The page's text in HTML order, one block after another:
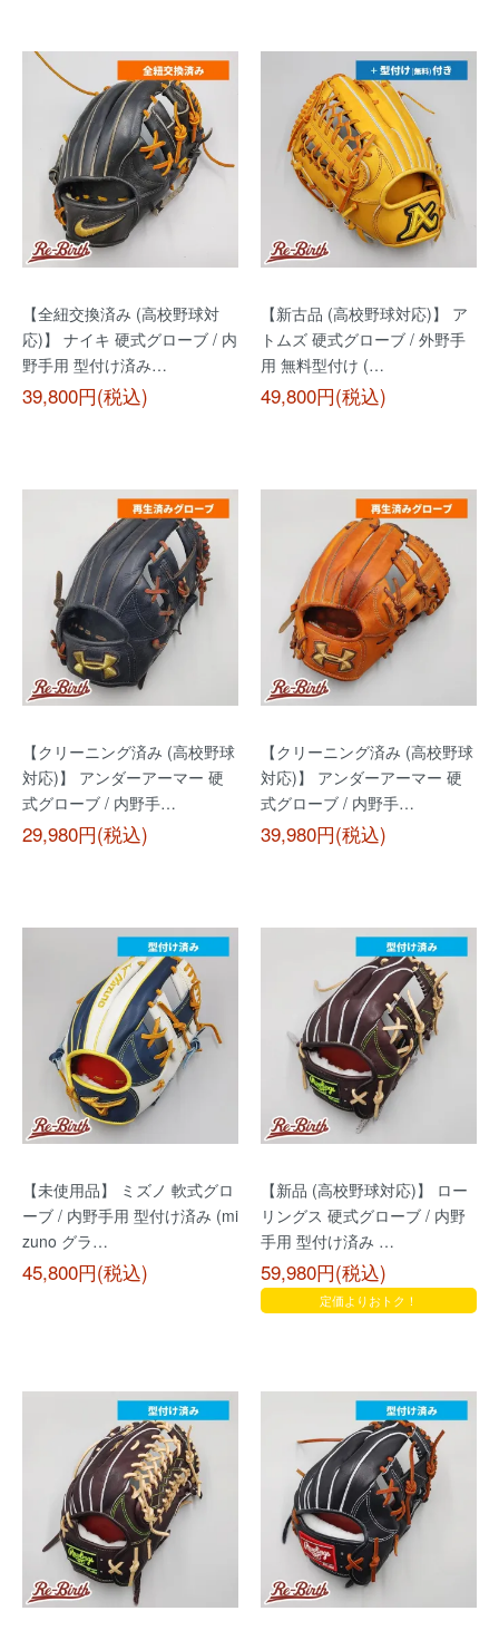
【全紐交換済み (高校野球対
応)】 ナイキ 硬式グローブ / 内
野手用 型付け済み…
39,800円(税込)
【新古品 (高校野球対応)】 ア
トムズ 硬式グローブ / 外野手
用 無料型付け (…
49,800円(税込)
【クリーニング済み (高校野球
対応)】 アンダーアーマー 硬
式グローブ / 内野手…
29,980円(税込)
【クリーニング済み (高校野球
対応)】 アンダーアーマー 硬
式グローブ / 内野手…
39,980円(税込)
【未使用品】 ミズノ 軟式グロ
ーブ / 内野手用 型付け済み (mi
zuno グラ…
45,800円(税込)
【新品 (高校野球対応)】 ロー
リングス 硬式グローブ / 内野
手用 型付け済み …
59,980円(税込)
定価よりおトク！